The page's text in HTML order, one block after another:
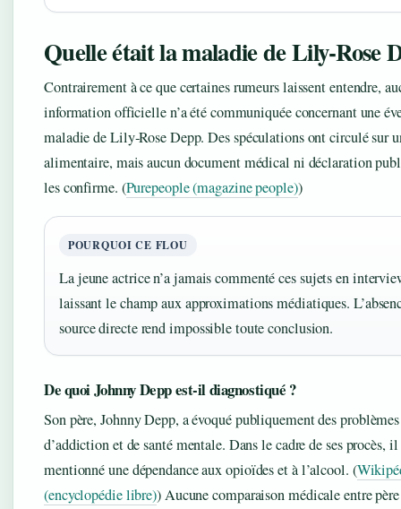
Quelle était la maladie de Lily‑Rose
Contrairement à ce que certaines rumeurs laissent entendre,
information officielle n’a été communiquée concernant une
maladie de Lily‑Rose Depp. Des spéculations ont circulé sur
alimentaire, mais aucun document médical ni déclaration
les confirme. (Purepeople (magazine people))
POURQUOI CE FLOU
La jeune actrice n’a jamais commenté ces sujets en
laissant le champ aux approximations médiatiques.
source directe rend impossible toute conclusion.
De quoi Johnny Depp est‑il diagnostiqué ?
Son père, Johnny Depp, a évoqué publiquement des problèmes
d’addiction et de santé mentale. Dans le cadre de ses procès, il
mentionné une dépendance aux opioïdes et à l’alcool. (
(encyclopédie libre))Aucune comparaison médicale entre